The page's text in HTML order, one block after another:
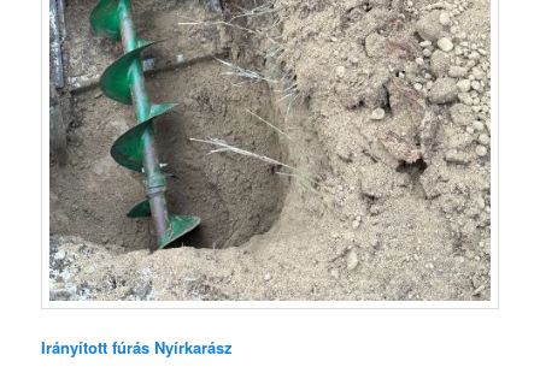
Irányított fúrás Nyírkarász